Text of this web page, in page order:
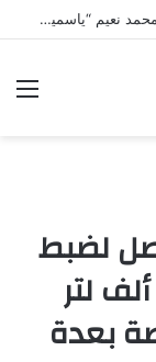
نقابة شركة بدر الدين للبترول تهنئ ابنة الزميل محمد نعيم “ياسمين” بتخرجها وتفوقها
لضبط
سوق الوقود.. ضبط 100 ألف لتر
بعدة